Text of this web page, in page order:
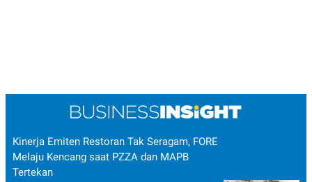
Kinerja Emiten Restoran Tak Seragam, FORE
Melaju Kencang saat PZZA dan MAPB
Tertekan